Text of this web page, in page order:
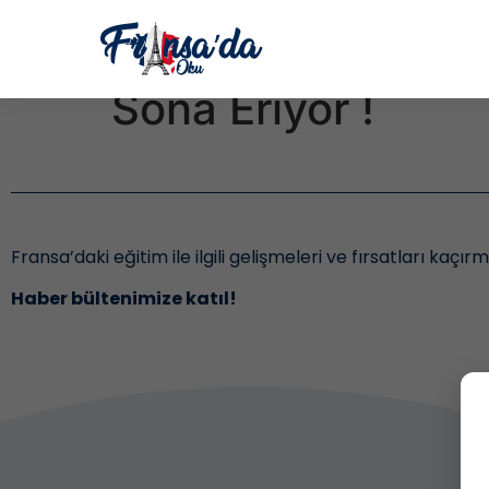
Etiket:Banka
Sona Eriyor !
Fransa’daki eğitim ile ilgili gelişmeleri ve fırsatları
Haber bültenimize katıl!